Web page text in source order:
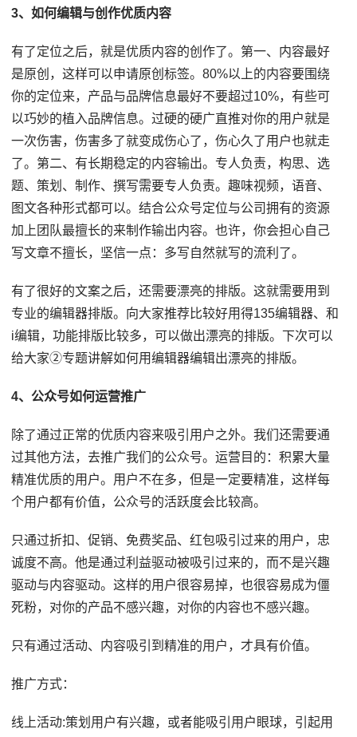
3、如何编辑与创作优质内容
有了定位之后，就是优质内容的创作了。第一、内容最好
是原创，这样可以申请原创标签。80%以上的内容要围绕
你的定位来，产品与品牌信息最好不要超过10%，有些可
以巧妙的植入品牌信息。过硬的硬广直推对你的用户就是
一次伤害，伤害多了就变成伤心了，伤心久了用户也就走
了。第二、有长期稳定的内容输出。专人负责，构思、选
题、策划、制作、撰写需要专人负责。趣味视频，语音、
图文各种形式都可以。结合公众号定位与公司拥有的资源
加上团队最擅长的来制作输出内容。也许，你会担心自己
写文章不擅长，坚信一点：多写自然就写的流利了。
有了很好的文案之后，还需要漂亮的排版。这就需要用到
专业的编辑器排版。向大家推荐比较好用得135编辑器、和
i编辑，功能排版比较多，可以做出漂亮的排版。下次可以
给大家②专题讲解如何用编辑器编辑出漂亮的排版。
4、公众号如何运营推广
除了通过正常的优质内容来吸引用户之外。我们还需要通
过其他方法，去推广我们的公众号。运营目的：积累大量
精准优质的用户。用户不在多，但是一定要精准，这样每
个用户都有价值，公众号的活跃度会比较高。
只通过折扣、促销、免费奖品、红包吸引过来的用户，忠
诚度不高。他是通过利益驱动被吸引过来的，而不是兴趣
驱动与内容驱动。这样的用户很容易掉，也很容易成为僵
死粉，对你的产品不感兴趣，对你的内容也不感兴趣。
只有通过活动、内容吸引到精准的用户，才具有价值。
推广方式：
线上活动:策划用户有兴趣，或者能吸引用户眼球，引起用